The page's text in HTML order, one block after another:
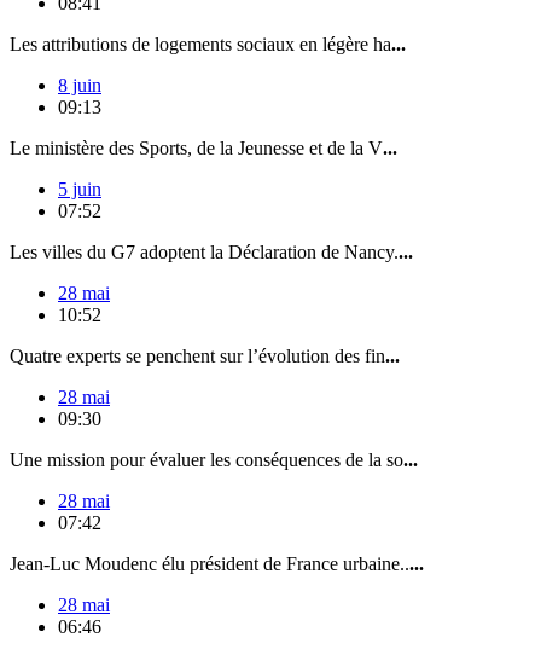
Les attributions de logements sociaux en légère ha...
8 juin
09:13
Le ministère des Sports, de la Jeunesse et de la V...
5 juin
07:52
Les villes du G7 adoptent la Déclaration de Nancy....
28 mai
10:52
Quatre experts se penchent sur l’évolution des fin...
28 mai
09:30
Une mission pour évaluer les conséquences de la so...
28 mai
07:42
Jean-Luc Moudenc élu président de France urbaine.....
28 mai
06:46